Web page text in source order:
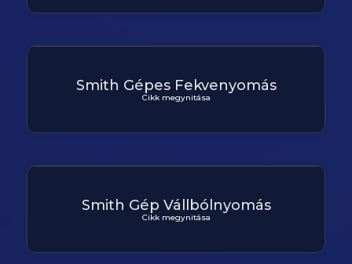
Smith Gépes Fekvenyomás
Cikk megynitása
Smith Gép Vállbólnyomás
Cikk megynitása